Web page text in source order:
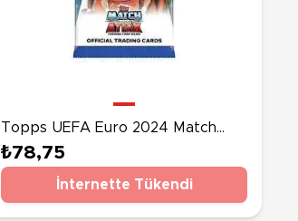
Topps UEFA Euro 2024 Match
Attax Kart Paketi
₺78,75
İnternette Tükendi